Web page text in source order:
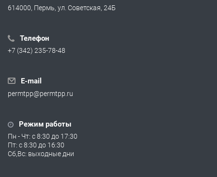
614000, Пермь, ул. Советская, 24Б
Телефон
+7 (342) 235-78-48
E-mail
permtpp@permtpp.ru
Режим работы
Пн - Чт: с 8:30 до 17:30
Пт: с 8:30 до 16:30
Сб,Вс: выходные дни